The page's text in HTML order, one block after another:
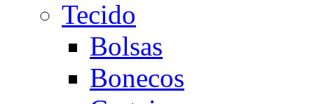
Tecido
Bolsas
Bonecos